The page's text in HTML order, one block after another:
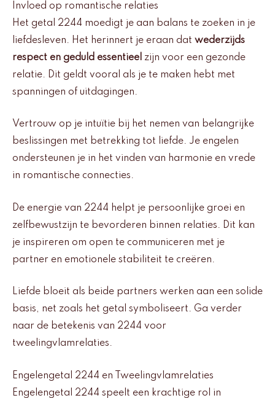
Invloed op romantische relaties
Het getal 2244 moedigt je aan balans te zoeken in je
liefdesleven. Het herinnert je eraan dat wederzijds
respect en geduld essentieel zijn voor een gezonde
relatie. Dit geldt vooral als je te maken hebt met
spanningen of uitdagingen.
Vertrouw op je intuïtie bij het nemen van belangrijke
beslissingen met betrekking tot liefde. Je engelen
ondersteunen je in het vinden van harmonie en vrede
in romantische connecties.
De energie van 2244 helpt je persoonlijke groei en
zelfbewustzijn te bevorderen binnen relaties. Dit kan
je inspireren om open te communiceren met je
partner en emotionele stabiliteit te creëren.
Liefde bloeit als beide partners werken aan een solide
basis, net zoals het getal symboliseert. Ga verder
naar de betekenis van 2244 voor
tweelingvlamrelaties.
Engelengetal 2244 en Tweelingvlamrelaties
Engelengetal 2244 speelt een krachtige rol in